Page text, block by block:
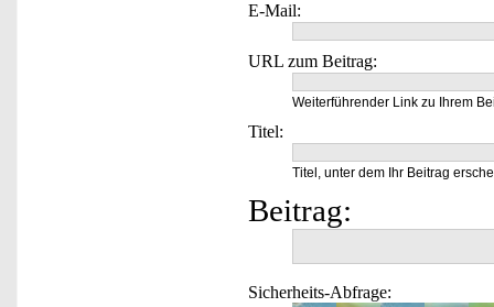
E-Mail:
URL zum Beitrag:
Weiterführender Link zu Ihrem
Titel:
Titel, unter dem Ihr Beitrag
Beitrag:
Sicherheits-Abfrage: